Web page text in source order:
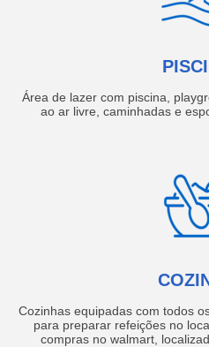
Área de lazer com piscina,
ao ar livre, caminhadas e
Cozinhas equipadas com todos
para preparar refeições no
compras no walmart,